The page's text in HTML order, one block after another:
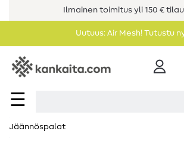
Ilmainen toimitus yli 150 €
Uutuus: Air Mesh! Tutustu
☰
Jäännöspalat